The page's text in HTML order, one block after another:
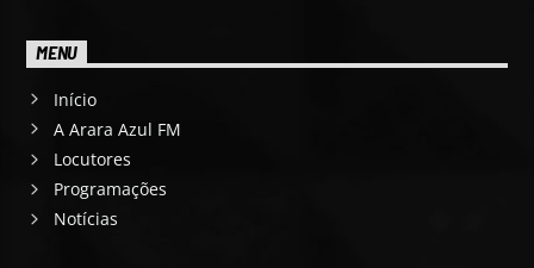
MENU
Início
A Arara Azul FM
Locutores
Programações
Notícias